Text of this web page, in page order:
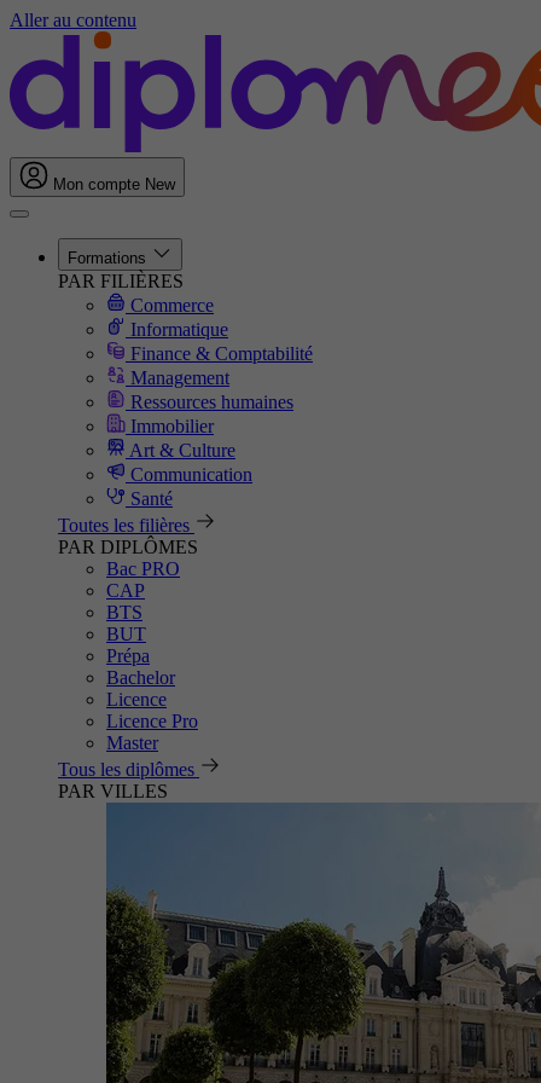
Aller au contenu
Mon compte New
Formations
PAR FILIÈRES
Commerce
Informatique
Finance & Comptabilité
Management
Ressources humaines
Immobilier
Art & Culture
Communication
Santé
Toutes les filières
PAR DIPLÔMES
Bac PRO
CAP
BTS
BUT
Prépa
Bachelor
Licence
Licence Pro
Master
Tous les diplômes
PAR VILLES